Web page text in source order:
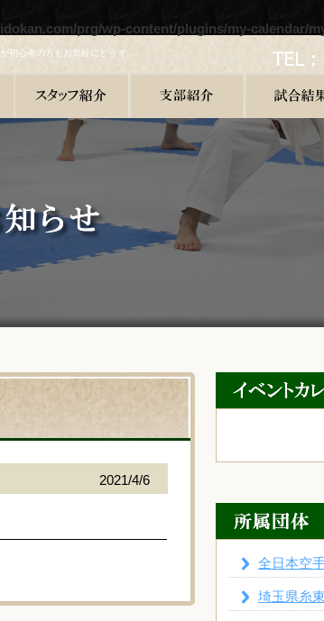
prg/wp-content/plugins/my-calendar/
初心者の方もお気軽にどうぞ。
2021/4/6
全日本空
埼玉県糸